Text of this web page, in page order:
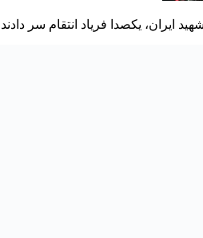
ایران، یکصدا فریاد انتقام سر دادند